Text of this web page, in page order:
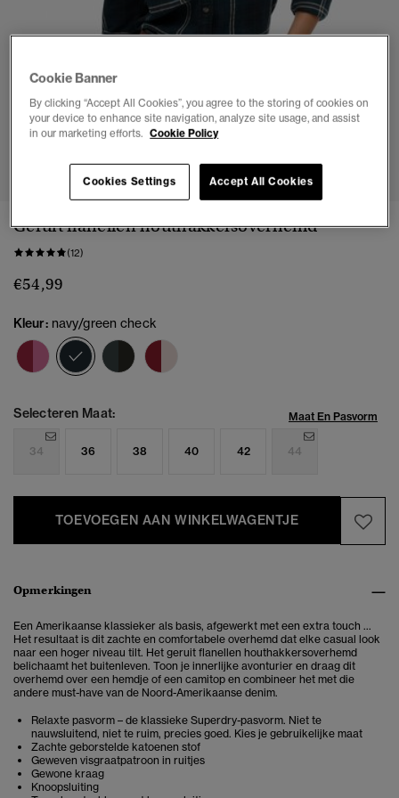
Geruit flanellen houthakkersoverhemd
(12)
€54,99
Kleur: navy/green check
geselecteerd
Selecteren Maat: Maat En Pasvorm
34 36 38 40 42 44
TOEVOEGEN AAN WINKELWAGENTJE
Opmerkingen
Een Amerikaanse klassieker als basis, afgewerkt met een extra touch ...
Het resultaat is dit zachte en comfortabele overhemd dat elke casual look
naar een hoger niveau tilt. Het geruit flanellen houthakkersoverhemd
belichaamt het buitenleven. Toon je innerlijke avonturier en draag dit
overhemd over een hemdje of een camitop en combineer het met die
andere must-have van de Noord-Amerikaanse denim.
Relaxte pasvorm – de klassieke Superdry-pasvorm. Niet te
nauwsluitend, niet te ruim, precies goed. Kies je gebruikelijke maat
Zachte geborstelde katoenen stof
Geweven visgraatpatroon in ruitjes
Gewone kraag
Knoopsluiting
Cookie Banner
By clicking “Accept All Cookies”, you agree to the storing of cookies on
your device to enhance site navigation, analyze site usage, and assist
in our marketing efforts. Cookie Policy
Cookies Settings Accept All Cookies